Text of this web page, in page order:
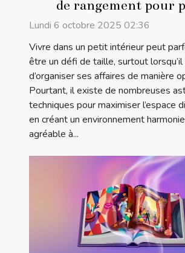
de rangement pour
intérieurs
Lundi 6 octobre 2025 02:36
Vivre dans un petit intérieur peut
être un défi de taille, surtout lorsqu’il
d’organiser ses affaires de manière
Pourtant, il existe de nombreuses
techniques pour maximiser l’espace
en créant un environnement
agréable à...